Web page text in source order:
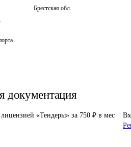
Брестская обл.
документация
«Тендеры» за 750 ₽ в мес